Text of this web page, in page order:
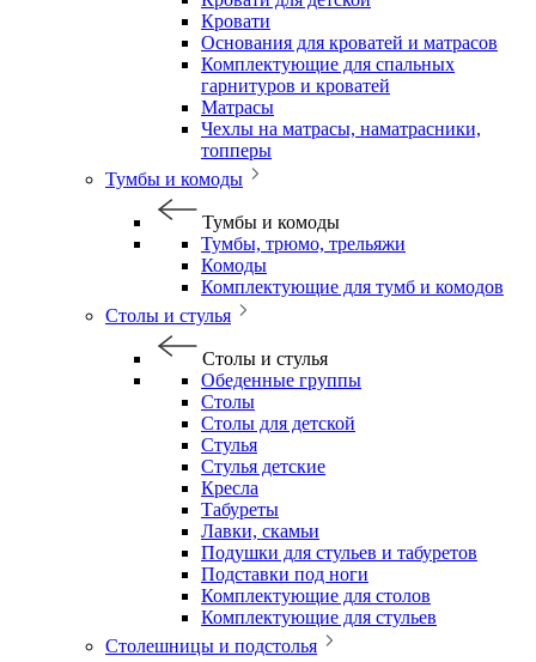
Кровати
Основания для кроватей и матрасов
Комплектующие для спальных
гарнитуров и кроватей
Матрасы
Чехлы на матрасы, наматрасники,
топперы
Тумбы и комоды
Тумбы и комоды
Тумбы, трюмо, трельяжи
Комоды
Комплектующие для тумб и комодов
Столы и стулья
Столы и стулья
Обеденные группы
Столы
Столы для детской
Стулья
Стулья детские
Кресла
Табуреты
Лавки, скамьи
Подушки для стульев и табуретов
Подставки под ноги
Комплектующие для столов
Комплектующие для стульев
Столешницы и подстолья